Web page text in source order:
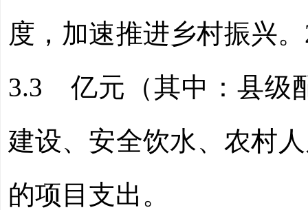
度，加速推进乡村振兴。
3.3 亿元 （其中：县级
建设、安全饮水、农村
的项目支出。